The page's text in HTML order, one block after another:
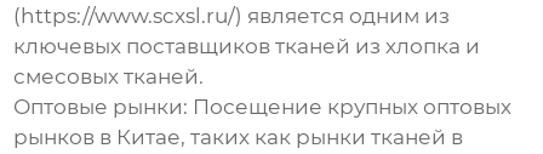
( https://www.scxsl.ru/) является одним из
ключевых поставщиков тканей из хлопка и
смесовых тканей.
Оптовые рынки: Посещение крупных оптовых
рынков в Китае, таких как рынки тканей в